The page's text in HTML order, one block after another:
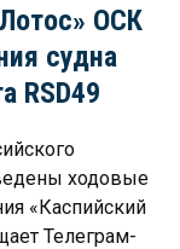
ОСК
судна
RSD49
ходовые
«Каспийский
Телеграм-